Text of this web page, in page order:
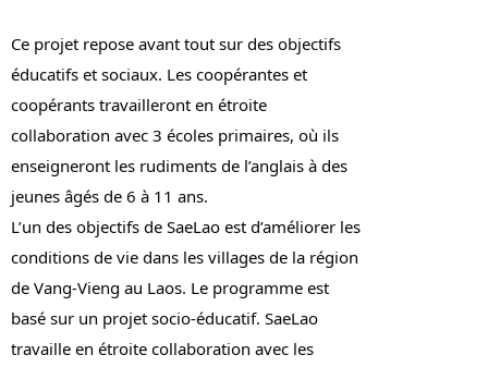
Ce projet repose avant tout sur des objectifs
éducatifs et sociaux. Les coopérantes et
coopérants travailleront en étroite
collaboration avec 3 écoles primaires, où ils
enseigneront les rudiments de l’anglais à des
jeunes âgés de 6 à 11 ans.
L’un des objectifs de SaeLao est d’améliorer les
conditions de vie dans les villages de la région
de Vang-Vieng au Laos. Le programme est
basé sur un projet socio-éducatif. SaeLao
travaille en étroite collaboration avec les